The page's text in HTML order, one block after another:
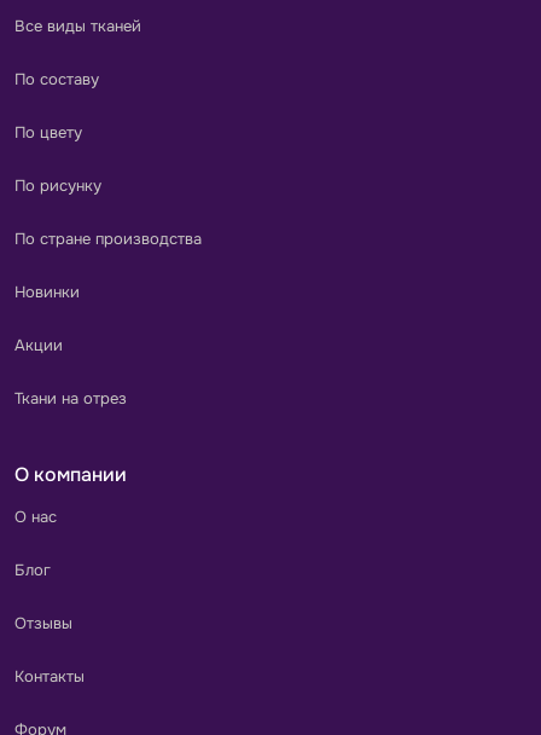
Все виды тканей
По составу
По цвету
По рисунку
По стране производства
Новинки
Акции
Ткани на отрез
О компании
О нас
Блог
Отзывы
Контакты
Форум